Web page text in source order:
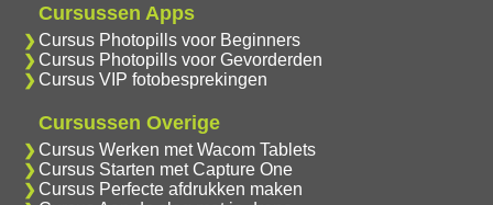
Cursussen Apps
Cursus Photopills voor Beginners
Cursus Photopills voor Gevorderden
Cursus VIP fotobesprekingen
Cursussen Overige
Cursus Werken met Wacom Tablets
Cursus Starten met Capture One
Cursus Perfecte afdrukken maken